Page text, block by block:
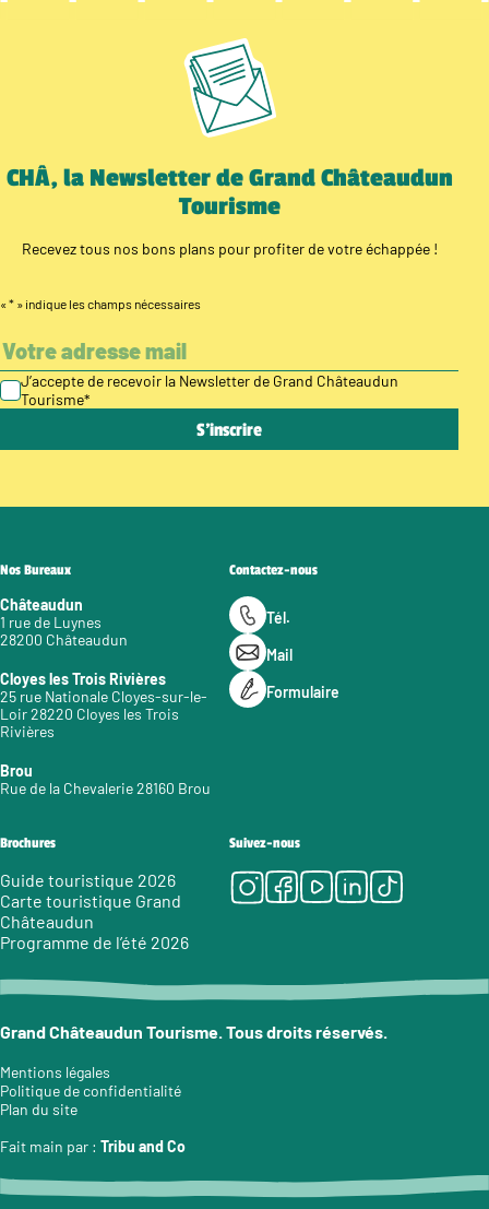
CHÂ, la Newsletter de Grand Châteaudun
Tourisme
Recevez tous nos bons plans pour profiter de votre échappée !
« * » indique les champs nécessaires
J’accepte de recevoir la Newsletter de Grand Châteaudun
Tourisme*
Nos Bureaux
Châteaudun
1 rue de Luynes
28200 Châteaudun
Cloyes les Trois Rivières
25 rue Nationale Cloyes-sur-le-
Loir 28220 Cloyes les Trois
Rivières
Brou
Rue de la Chevalerie 28160 Brou
Contactez-nous
Tél.
Mail
Formulaire
Brochures
Guide touristique 2026
Carte touristique Grand
Châteaudun
Programme de l’été 2026
Suivez-nous
Instagram
Facebook
Youtube
LinkedIn
Tiktok
Grand Châteaudun Tourisme. Tous droits réservés.
Mentions légales
Politique de confidentialité
Plan du site
Fait main par : Tribu and Co